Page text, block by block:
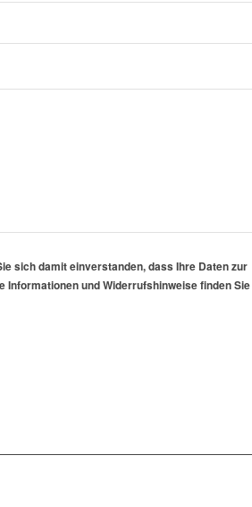
sich damit einverstanden, dass Ihre Daten zur
und Widerrufshinweise finden